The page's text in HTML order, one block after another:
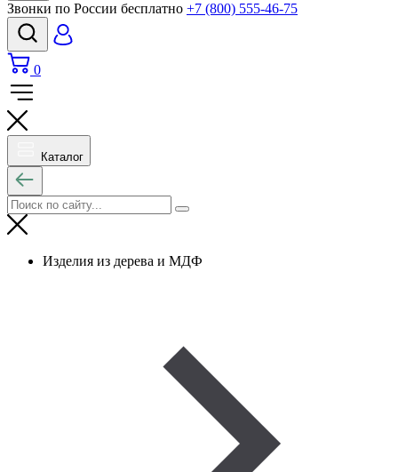
Звонки по России бесплатно +7 (800) 555-46-75
0
Каталог
Изделия из дерева и МДФ